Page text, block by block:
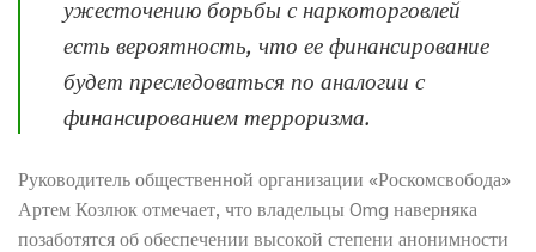
ужесточению борьбы с наркоторговлей
есть вероятность, что ее финансирование
будет преследоваться по аналогии с
финансированием терроризма.
Руководитель общественной организации «Роскомсвобода»
Артем Козлюк отмечает, что владельцы Omg наверняка
позаботятся об обеспечении высокой степени анонимности